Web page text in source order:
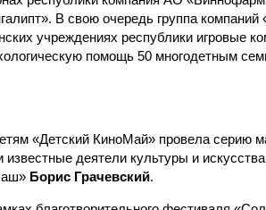
В свою очередь группа компаний
учреждениях республики игровые
помощь 50 многодетным
«Детский КиноМай» провела серию
деятели культуры и
Борис Грачевский.